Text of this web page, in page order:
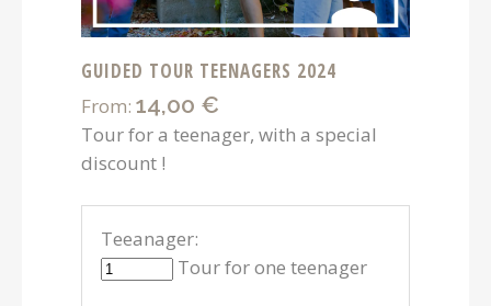
GUIDED TOUR TEENAGERS 2024
From: 14,00 €
Tour for a teenager, with a special
discount !
Teeanager:
Tour for one teenager